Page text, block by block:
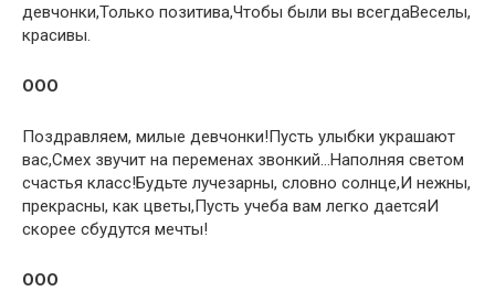
девчонки,Только позитива,Чтобы были вы всегдаВеселы,
красивы.
OOO
Поздравляем, милые девчонки!Пусть улыбки украшают
вас,Смех звучит на переменах звонкий…Наполняя светом
счастья класс!Будьте лучезарны, словно солнце,И нежны,
прекрасны, как цветы,Пусть учеба вам легко даетсяИ
скорее сбудутся мечты!
OOO